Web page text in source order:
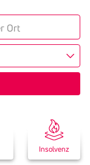
Insolvenz